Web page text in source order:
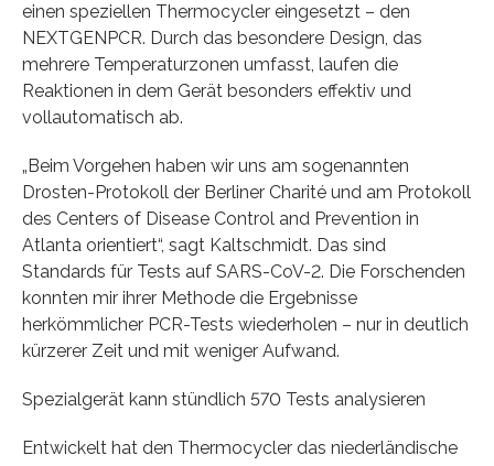
einen speziellen Thermocycler eingesetzt – den
NEXTGENPCR. Durch das besondere Design, das
mehrere Temperaturzonen umfasst, laufen die
Reaktionen in dem Gerät besonders effektiv und
vollautomatisch ab.
„Beim Vorgehen haben wir uns am sogenannten
Drosten-Protokoll der Berliner Charité und am Protokoll
des Centers of Disease Control and Prevention in
Atlanta orientiert“, sagt Kaltschmidt. Das sind
Standards für Tests auf SARS-CoV-2. Die Forschenden
konnten mir ihrer Methode die Ergebnisse
herkömmlicher PCR-Tests wiederholen – nur in deutlich
kürzerer Zeit und mit weniger Aufwand.
Spezialgerät kann stündlich 570 Tests analysieren
Entwickelt hat den Thermocycler das niederländische